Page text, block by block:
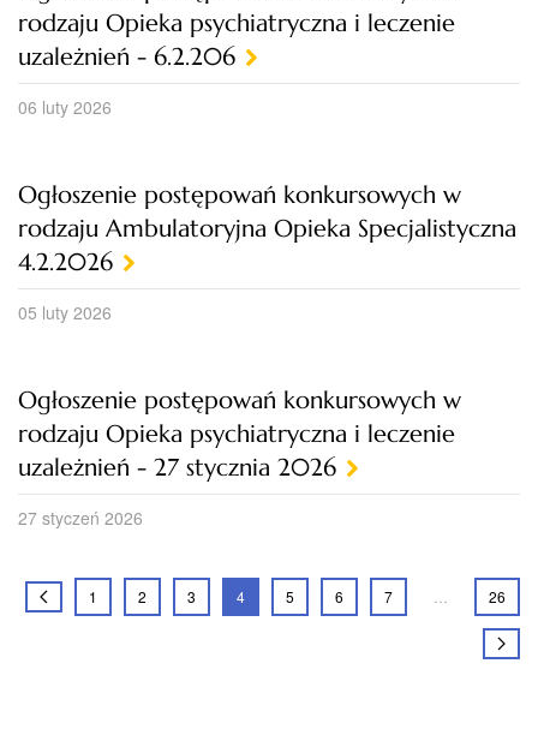
rodzaju Opieka psychiatryczna i leczenie
uzależnień - 6.2.206
06 luty 2026
Ogłoszenie postępowań konkursowych w
rodzaju Ambulatoryjna Opieka Specjalistyczna
4.2.2026
05 luty 2026
Ogłoszenie postępowań konkursowych w
rodzaju Opieka psychiatryczna i leczenie
uzależnień - 27 stycznia 2026
27 styczeń 2026
1 2 3 4 5 6 7 26